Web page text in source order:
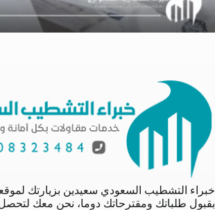
خبراء التشطيب السعودي سعيدين بزيارتك
بقبول طلباتك ومقترحاتك دوما، نحن معك